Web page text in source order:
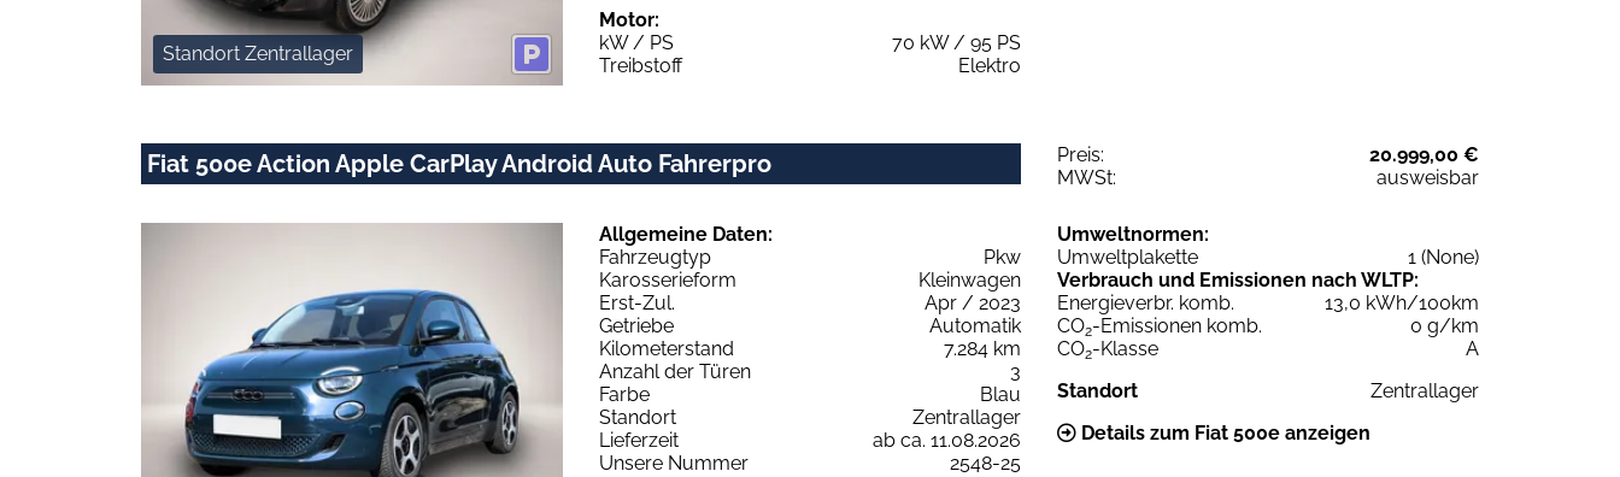
Standort Zentrallager
Motor:
kW / PS
70 kW / 95 PS
Treibstoff
Elektro
Fiat 500e Action Apple CarPlay Android Auto Fahrerpro Preis:
20.999,00 €
MWSt:
ausweisbar
Allgemeine Daten:
Fahrzeugtyp
Pkw
Karosserieform
Kleinwagen
Erst-Zul.
Apr / 2023
Getriebe
Automatik
Kilometerstand
7.284 km
Anzahl der Türen
3
Farbe
Blau
Standort
Zentrallager
Lieferzeit
ab ca. 11.08.2026
Unsere Nummer
2548-25
Umweltnormen:
Umweltplakette
1 (None)
Verbrauch und Emissionen nach WLTP:
Energieverbr. komb.
13,0 kWh/100km
CO2-Emissionen komb.
0 g/km
CO2-Klasse
A
Standort
Zentrallager
Details zum Fiat 500e anzeigen